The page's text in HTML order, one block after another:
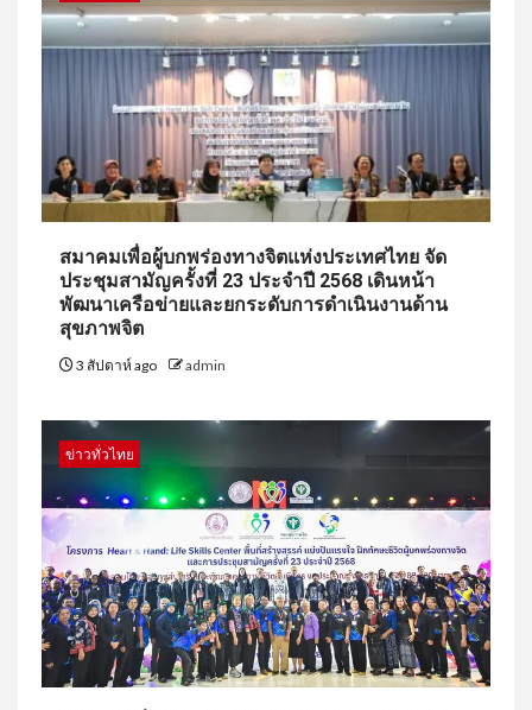
สมาคมเพื่อผู้บกพร่องทางจิตแห่งประเทศไทย จัด
ประชุมสามัญครั้งที่ 23 ประจำปี 2568 เดินหน้า
พัฒนาเครือข่ายและยกระดับการดำเนินงานด้าน
สุขภาพจิต
3 สัปดาห์ ago admin
ข่าวทั่วไทย